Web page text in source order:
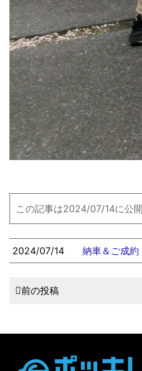
この記事は2024/07/14に公
2024/07/14 納車＆ご成約
前の投稿